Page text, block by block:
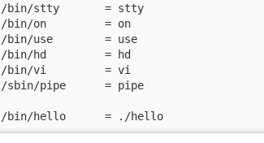
/bin/stty	= stty
/bin/on		= on
/bin/use	= use
/bin/hd		= hd
/bin/vi		= vi
/sbin/pipe	= pipe
/bin/hello	= ./hello